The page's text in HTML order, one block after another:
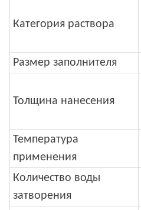
Категория раствора
Размер заполнителя
Толщина нанесения
Температура
применения
Количество воды
затворения